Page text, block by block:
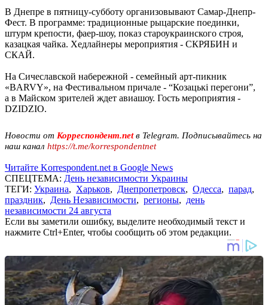
В Днепре в пятницу-субботу организовывают Самар-Днепр-
Фест. В программе: традиционные рыцарские поединки,
штурм крепости, фаер-шоу, показ староукраинского строя,
казацкая чайка. Хедлайнеры мероприятия - СКРЯБИН и
СКАЙ.
На Сичеславской набережной - семейный арт-пикник
«BARVY», на Фестивальном причале - “Козацькі перегони”,
а в Майском зрителей ждет авиашоу. Гость мероприятия -
DZIDZIO.
Новости от Корреспондент.netв Telegram. Подписывайтесь на
наш канал https://t.me/korrespondentnet
Читайте Korrespondent.net в Google News
СПЕЦТЕМА: День независимости Украины
ТЕГИ: Украина, Харьков, Днепропетровск, Одесса, парад,
праздник, День Независимости, регионы, день
независимости 24 августа
Если вы заметили ошибку, выделите необходимый текст и
нажмите Ctrl+Enter, чтобы сообщить об этом редакции.